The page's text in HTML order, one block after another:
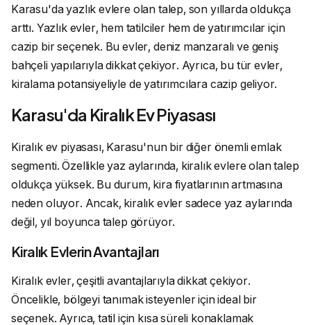
Karasu'da yazlık evlere olan talep, son yıllarda oldukça
arttı. Yazlık evler, hem tatilciler hem de yatırımcılar için
cazip bir seçenek. Bu evler, deniz manzaralı ve geniş
bahçeli yapılarıyla dikkat çekiyor. Ayrıca, bu tür evler,
kiralama potansiyeliyle de yatırımcılara cazip geliyor.
Karasu'da Kiralık Ev Piyasası
Kiralık ev piyasası, Karasu'nun bir diğer önemli emlak
segmenti. Özellikle yaz aylarında, kiralık evlere olan talep
oldukça yüksek. Bu durum, kira fiyatlarının artmasına
neden oluyor. Ancak, kiralık evler sadece yaz aylarında
değil, yıl boyunca talep görüyor.
Kiralık Evlerin Avantajları
Kiralık evler, çeşitli avantajlarıyla dikkat çekiyor.
Öncelikle, bölgeyi tanımak isteyenler için ideal bir
seçenek. Ayrıca, tatil için kısa süreli konaklamak